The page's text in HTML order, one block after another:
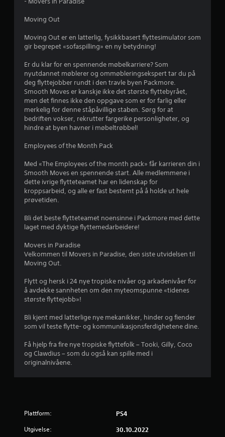
i
n
g
.
1
3
s
j
r
e
r
v
Moving Out
Moving Out er en latterlig, fysikkbasert flyttesimulator som
gir begrepet «sofaspilling» en ny betydning!
Er du klar for en spennende møbelkarriere? Som
nyutdannet møblerer og ommøbleringsekspert tar du på
deg flyttejobber rundt i den travle byen Packmore.
Smooth Moves er kanskje ikke det største flyttebyrået,
men det finnes ikke den oppgave som er for farlig eller
merkelig for denne ståpåvillige staben. Sørg for at
bedriften vokser, rekrutter fargerike personligheter, og
hindre at byen havner i møbeltrøbbel!
Employees of the Month Pack
Med «The Employees of the month pack» får karrieren din i
Smooth Moves en spennende start. Alle medlemmene i
dette ivrige flytteteamet har en lidenskap for
kroppsarbeid, og alle er fast bestemt på å holde ut hele
prøvetiden.
Bli det beste flytteteamet noensinne i Packmore med dette
laget med dyktige flyttemedarbeidere!
Movers in Paradise
Velkommen til Movers in Paradise, den siste utvidelsen til
Moving Out.
Flytt og hersk i 24 nye tropiske nivåer og arkadenivåer for
å avdekke sannheten om den myteomspunne «tidenes
største flyttejobb»!
Bli kjent med latterlige nye mekanikker, hinder og fiender
som vil teste flytte- og kommunikasjonsferdighetene dine.
Få hjelp fra fire nye tropiske flyttefolk – Tooki, Gilly, Coco
og Clawdius – som du også kan spille med i
originalnivåene.
Plattform: PS4
Utgivelse: 30.10.2022